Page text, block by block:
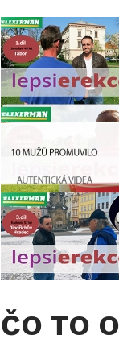
ČO TO